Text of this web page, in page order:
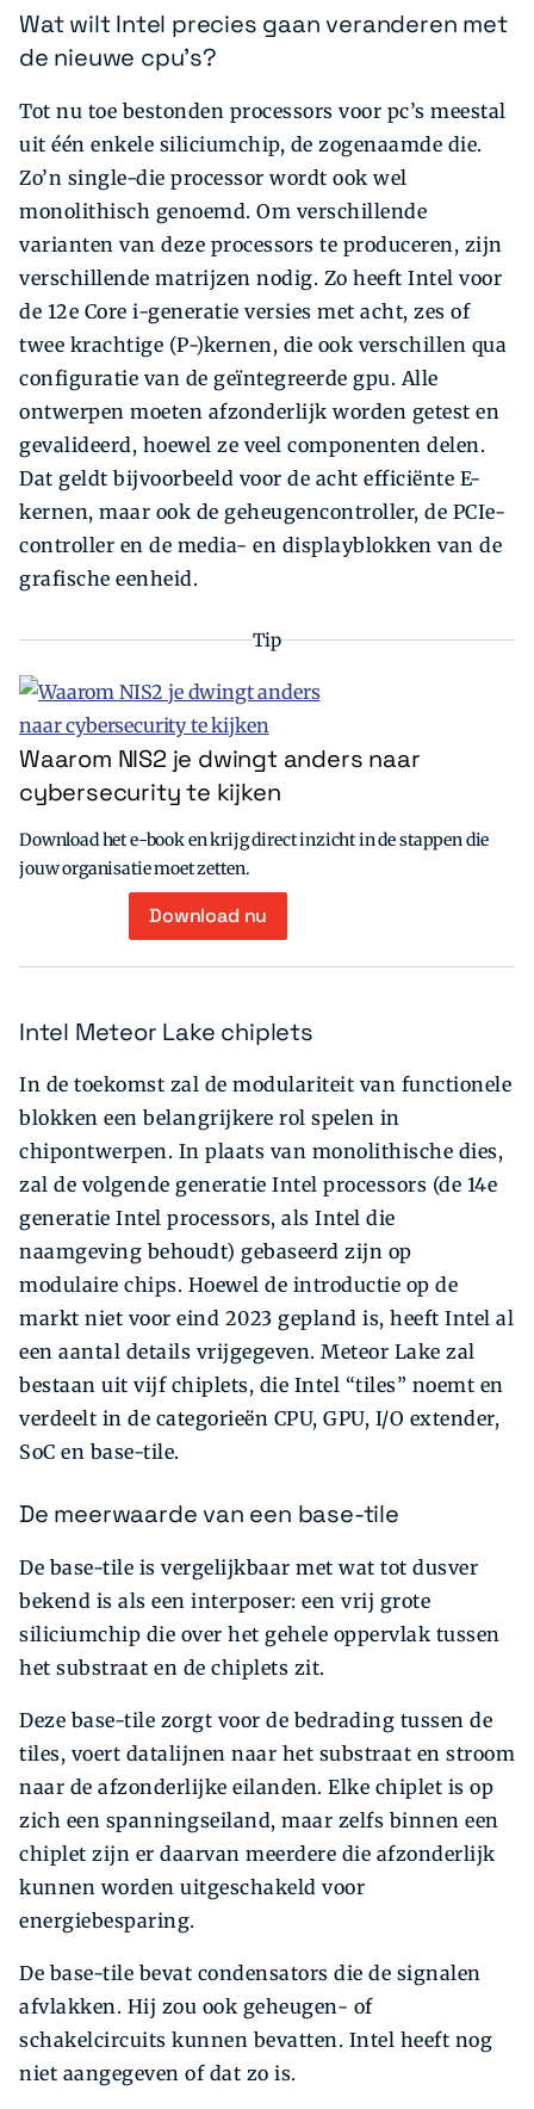
Wat wilt Intel precies gaan veranderen met
de nieuwe cpu's?
Tot nu toe bestonden processors voor pc’s meestal
uit één enkele siliciumchip, de zogenaamde die.
Zo’n single-die processor wordt ook wel
monolithisch genoemd. Om verschillende
varianten van deze processors te produceren, zijn
verschillende matrijzen nodig. Zo heeft Intel voor
de 12e Core i-generatie versies met acht, zes of
twee krachtige (P-)kernen, die ook verschillen qua
configuratie van de geïntegreerde gpu. Alle
ontwerpen moeten afzonderlijk worden getest en
gevalideerd, hoewel ze veel componenten delen.
Dat geldt bijvoorbeeld voor de acht efficiënte E-
kernen, maar ook de geheugencontroller, de PCIe-
controller en de media- en displayblokken van de
grafische eenheid.
Tip
Waarom NIS2 je dwingt anders naar
cybersecurity te kijken
Download het e-book en krijg direct inzicht in de stappen die
jouw organisatie moet zetten.
Download nu
Intel Meteor Lake chiplets
In de toekomst zal de modulariteit van functionele
blokken een belangrijkere rol spelen in
chipontwerpen. In plaats van monolithische dies,
zal de volgende generatie Intel processors (de 14e
generatie Intel processors, als Intel die
naamgeving behoudt) gebaseerd zijn op
modulaire chips. Hoewel de introductie op de
markt niet voor eind 2023 gepland is, heeft Intel al
een aantal details vrijgegeven. Meteor Lake zal
bestaan uit vijf chiplets, die Intel “tiles” noemt en
verdeelt in de categorieën CPU, GPU, I/O extender,
SoC en base-tile.
De meerwaarde van een base-tile
De base-tile is vergelijkbaar met wat tot dusver
bekend is als een interposer: een vrij grote
siliciumchip die over het gehele oppervlak tussen
het substraat en de chiplets zit.
Deze base-tile zorgt voor de bedrading tussen de
tiles, voert datalijnen naar het substraat en stroom
naar de afzonderlijke eilanden. Elke chiplet is op
zich een spanningseiland, maar zelfs binnen een
chiplet zijn er daarvan meerdere die afzonderlijk
kunnen worden uitgeschakeld voor
energiebesparing.
De base-tile bevat condensators die de signalen
afvlakken. Hij zou ook geheugen- of
schakelcircuits kunnen bevatten. Intel heeft nog
niet aangegeven of dat zo is.